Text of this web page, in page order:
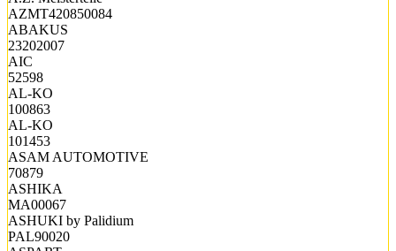
AZMT420850084
ABAKUS
23202007
AIC
52598
AL-KO
100863
AL-KO
101453
ASAM AUTOMOTIVE
70879
ASHIKA
MA00067
ASHUKI by Palidium
PAL90020